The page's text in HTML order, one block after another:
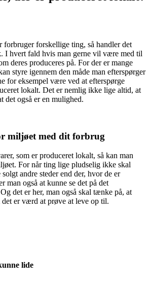
forbruger forskellige ting, så handler det
I hvert fald hvis man gerne vil være med til
deres produceres på. For der er mange
styre igennem den måde man efterspørger
for eksempel være ved at efterspørge
lokalt. Det er nemlig ikke lige altid, at
det også er en mulighed.
miljøet med dit forbrug
som er produceret lokalt, så kan man
For når ting lige pludselig ikke skal
andre steder end der, hvor de er
man også at kunne se det på det
det er her, man også skal tænke på, at
det er værd at prøve at leve op til.
lide